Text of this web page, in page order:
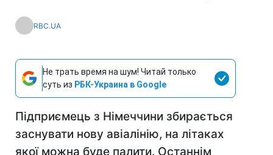
RBC.UA
Не трать время на шум! Читай только
суть из РБК-Украина в Google
Підприємець з Німеччини збирається
заснувати нову авіалінію, на літаках
якої можна буде палити. Останнім